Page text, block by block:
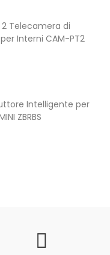
2 Telecamera di
Interni CAM-PT2
Intelligente per
ZBRBS